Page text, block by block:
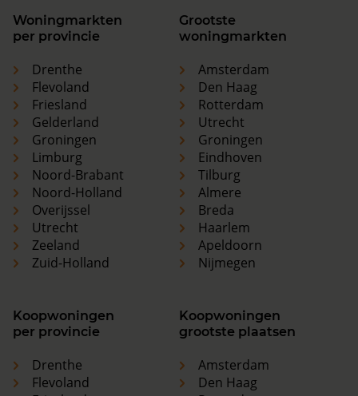
Woningmarkten
per provincie
Drenthe
Flevoland
Friesland
Gelderland
Groningen
Limburg
Noord-Brabant
Noord-Holland
Overijssel
Utrecht
Zeeland
Zuid-Holland
Grootste
woningmarkten
Amsterdam
Den Haag
Rotterdam
Utrecht
Groningen
Eindhoven
Tilburg
Almere
Breda
Haarlem
Apeldoorn
Nijmegen
Koopwoningen
per provincie
Drenthe
Flevoland
Koopwoningen
grootste plaatsen
Amsterdam
Den Haag